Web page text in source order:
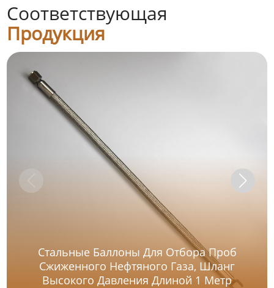
Соответствующая
Продукция
Стальные Баллоны Для Отбора Проб
Сжиженного Нефтяного Газа, Шланг
Высокого Давления Длиной 1 Метр